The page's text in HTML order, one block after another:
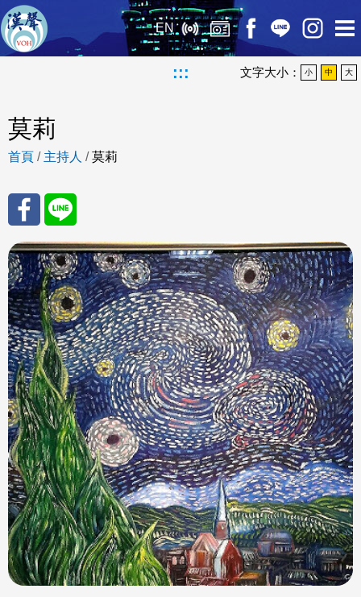
EN
::: 文字大小： 小 中 大
莫莉
首頁 / 主持人 /莫莉
分享
至
Fac
eBo
ok
分享
至
Line